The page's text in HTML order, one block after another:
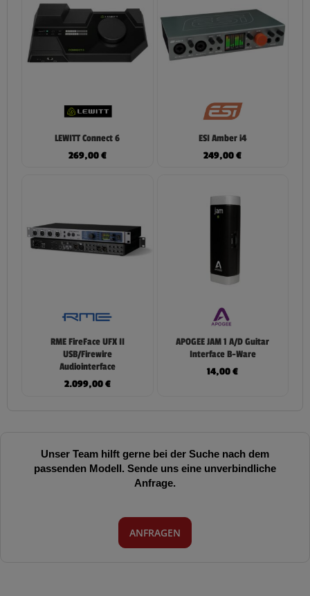
LEWITT Connect 6
269,00€
ESI Amber i4
249,00€
RME FireFace UFX II
USB/Firewire
Audiointerface
2.099,00€
APOGEE JAM 1 A/D Guitar
Interface B-Ware
14,00€
Unser Team hilft gerne bei der Suche nach dem
passenden Modell. Sende uns eine unverbindliche
Anfrage.
ANFRAGEN